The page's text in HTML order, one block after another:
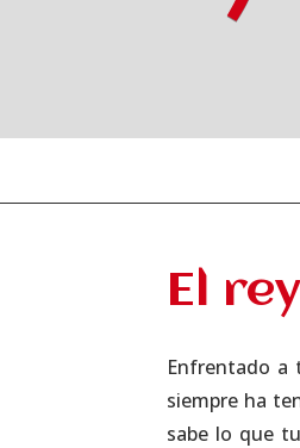
El
Enfrentado a
siempre ha
sabe lo que